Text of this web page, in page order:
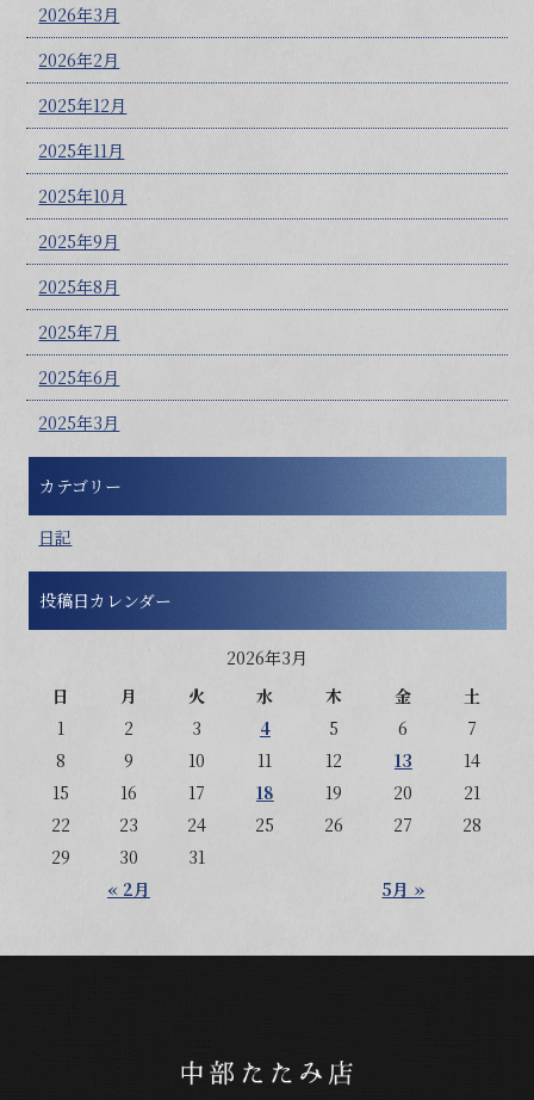
2026年3月
2026年2月
2025年12月
2025年11月
2025年10月
2025年9月
2025年8月
2025年7月
2025年6月
2025年3月
カテゴリー
日記
投稿日カレンダー
2026年3月
日
月 火 水 木 金 土
« 2月 5月 »
1 2 3 4 5 6
7
8
9 10 11 12 13
14
15
16 17 18 19 20
21
22
23 24 25 26 27
28
29
30 31